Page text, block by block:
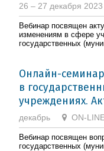
26 – 27 декабря 2023
Вебинар посвящен
изменениям в сфере
государственных
Онлайн-
в
учреждениях.
декабрь ON-
Вебинар посвящен
государственных